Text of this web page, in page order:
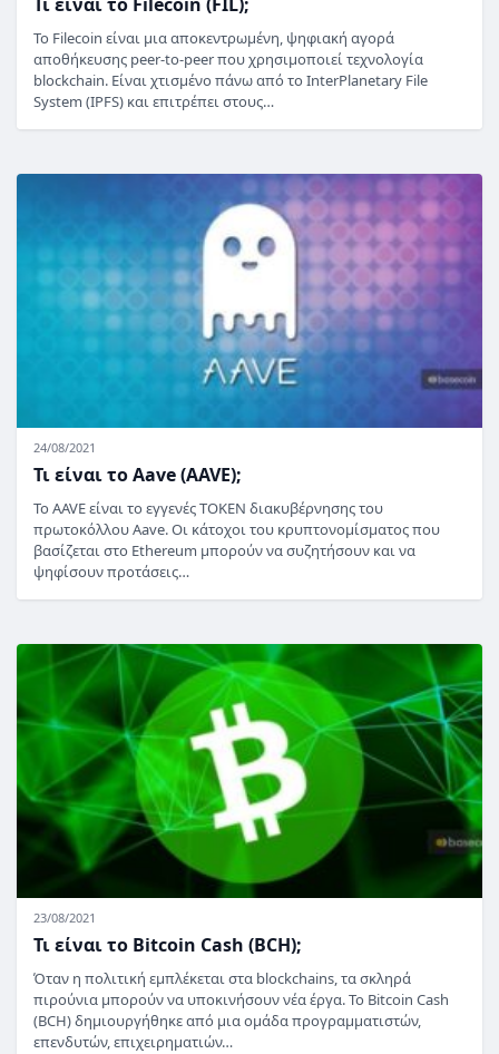
Τι είναι το Filecoin (FIL);
Το Filecoin είναι μια αποκεντρωμένη, ψηφιακή αγορά
αποθήκευσης peer-to-peer που χρησιμοποιεί τεχνολογία
blockchain. Είναι χτισμένο πάνω από το InterPlanetary File
System (IPFS) και επιτρέπει στους…
24/08/2021
Τι είναι το Aave (AAVE);
Το AAVE είναι το εγγενές TOKEN διακυβέρνησης του
πρωτοκόλλου Aave. Οι κάτοχοι του κρυπτονομίσματος που
βασίζεται στο Ethereum μπορούν να συζητήσουν και να
ψηφίσουν προτάσεις…
23/08/2021
Τι είναι το Bitcoin Cash (BCH);
Όταν η πολιτική εμπλέκεται στα blockchains, τα σκληρά
πιρούνια μπορούν να υποκινήσουν νέα έργα. Το Bitcoin Cash
(BCH) δημιουργήθηκε από μια ομάδα προγραμματιστών,
επενδυτών, επιχειρηματιών…